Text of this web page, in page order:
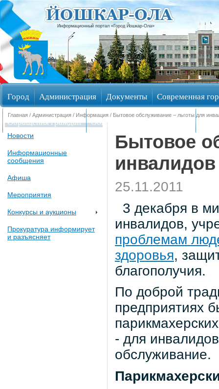
Информационный портал «Город Йошкар-Ола»
Город Администрация Документы Современная
Обращения граждан Общественные обсуждения
Главная / Администрация / Информация / Бытовое обслуживание – льготы для
Новости
Информационные
сообщения
Афиша
Мероприятия
Конкурсы и аукционы
Прокуратура информирует
и разъясняет
Бытовое
инвалидов
25.11.2011
3 декабря в
инвалидов,
проблемам
здоровья,
благополучия.
По доброй
предприятиях
- для
обслуживание.